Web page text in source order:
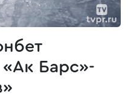
Барс»-